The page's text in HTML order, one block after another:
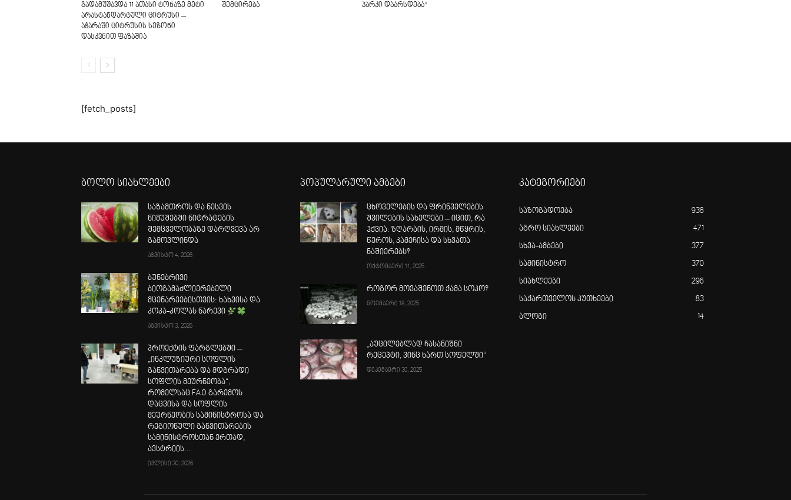
გადამუშავდა 11 ათასი ტონაზე მეტი
არასტანდარტული ციტრუსი –
აჭარაში ციტრუსის სეზონი
დასკვნით ფაზაშია
შემცირება
პარკი დაარსდება“
[fetch_posts]
ბოლო სიახლეები
საზამთროს და ნესვის
ნიმუშებში ნიტრატების
შემცველობაზე დარღვევა არ
გამოვლინდა
აგვისტო 4, 2026
ბუნებრივი
ბიოგამაძლიერებელი
მცენარეებისთვის: ხახვისა და
კოკა-კოლას ნარევი
აგვისტო 3, 2026
პროექტის ფარგლებში –
„ინკლუზიური სოფლის
განვითარება და მდგრადი
სოფლის მეურნეობა“,
რომელსაც FAO გარემოს
დაცვისა და სოფლის
მეურნეობის სამინისტროსა და
რეგიონული განვითარების
სამინისტროსთან ერთად,
ავსტრიის...
ივლისი 30, 2026
პოპულარული ამბები
ცხოველების და ფრინველების
შვილების სახელები – იცით, რა
ჰქვია: ზღარბის, ირმის, მწყრის,
წეროს, კამეჩისა და სხვათა
ნაშიერებს?
ოქტომბერი 11, 2025
როგორ მოვაშენოთ ქამა სოკო?
ნოემბერი 18, 2025
„აუცილებლად ჩასანიშნი
რეცეპტი, ვინც ხართ სოფელში“
დეკემბერი 30, 2025
კატეგორიები
საზოგადოება 938
აგრო სიახლეები 471
სხვა-ამბები 377
სამინისტრო 370
სიახლეები 296
საქართველოს კუთხეები 83
ბლოგი 14